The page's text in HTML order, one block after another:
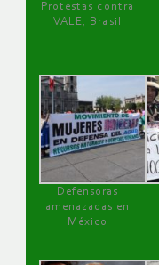
Protestas contra
VALE, Brasil
Defensoras
amenazadas en
México